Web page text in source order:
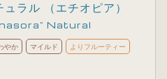
ラル （エチオピア）
Natural
やか マイルド
よりフルーティー